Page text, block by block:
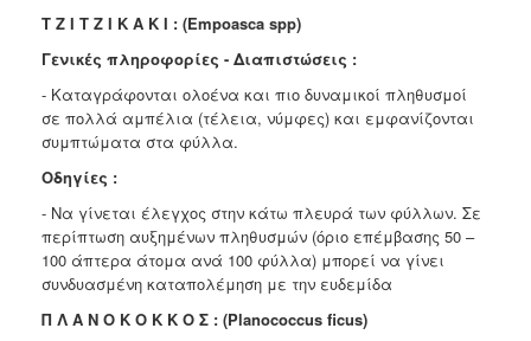
T Z I T Z I K A K I : (Empoasca spp)
Γενικές πληροφορίες - Διαπιστώσεις :
- Καταγράφονται ολοένα και πιο δυναμικοί πληθυσμοί
σε πολλά αμπέλια (τέλεια, νύμφες) και εμφανίζονται
συμπτώματα στα φύλλα.
Οδηγίες :
- Να γίνεται έλεγχος στην κάτω πλευρά των φύλλων. Σε
περίπτωση αυξημένων πληθυσμών (όριο επέμβασης 50 –
100 άπτερα άτομα ανά 100 φύλλα) μπορεί να γίνει
συνδυασμένη καταπολέμηση με την ευδεμίδα
Π Λ Α Ν Ο Κ Ο Κ Κ Ο Σ : (Planococcus ficus)